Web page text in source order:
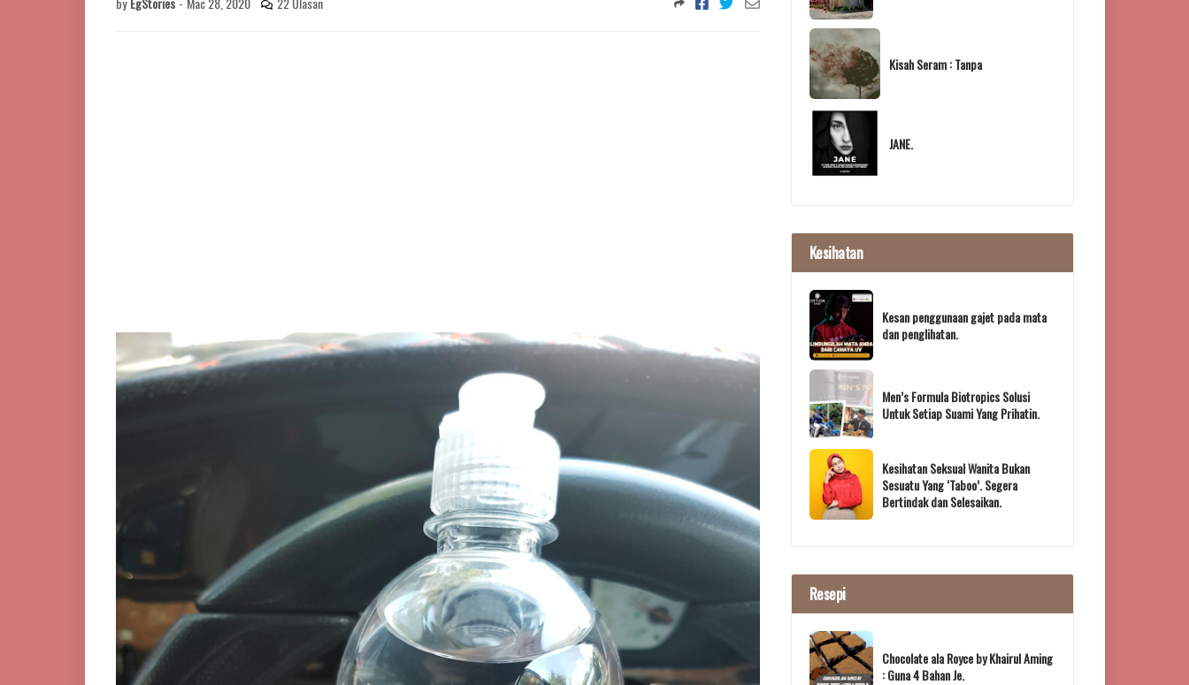
Kisah Seram : Tanpa
JANE.
Kesihatan
Kesan penggunaan gajet pada mata
dan penglihatan.
Men’s Formula Biotropics Solusi
Untuk Setiap Suami Yang Prihatin.
Kesihatan Seksual Wanita Bukan
Sesuatu Yang ‘Taboo’. Segera
Bertindak dan Selesaikan.
Resepi
Chocolate ala Royce by Khairul Aming
: Guna 4 Bahan Je.